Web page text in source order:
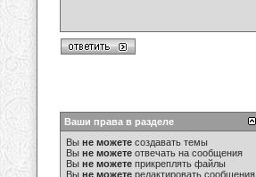
Ваши права в разделе
Вы не можете создавать темы
Вы не можете отвечать на сообщения
Вы не можете прикреплять файлы
Вы не можете редактировать сообщения